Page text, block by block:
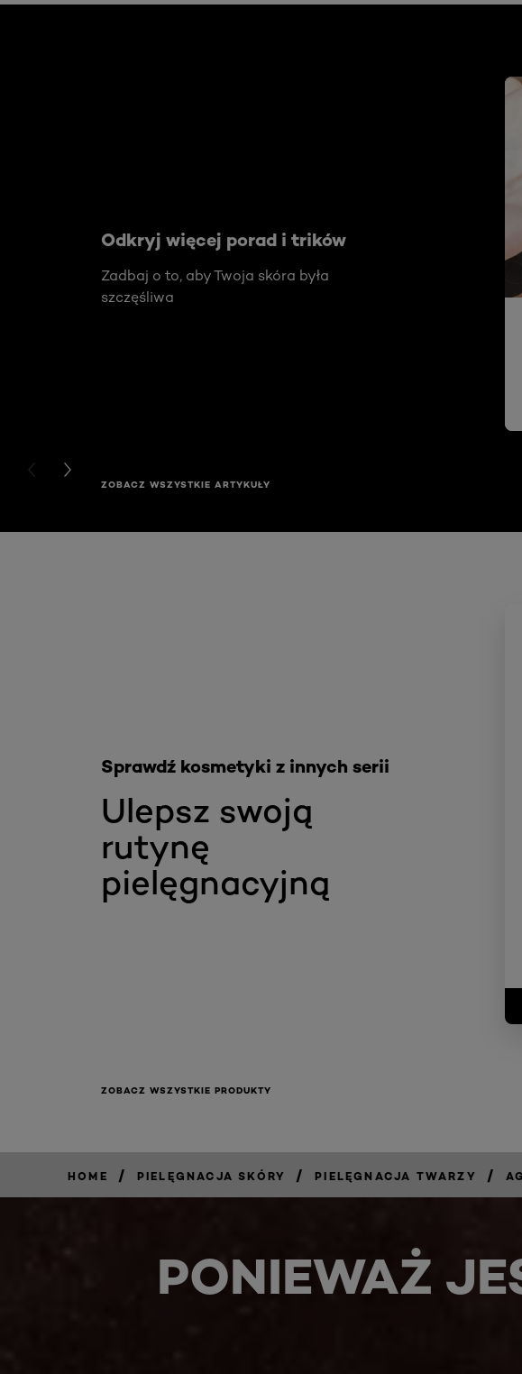
Odkryj więcej porad i trików
Zadbaj o to, aby Twoja skóra była
szczęśliwa
PREVIOUS CARD
NEXT CARD
ZOBACZ WSZYSTKIE ARTYKUŁY
Ulepsz swoją
rutynę
pielęgnacyjną
Sprawdź kosmetyki z innych serii
ZOBACZ WSZYSTKIE PRODUKTY
HOME / PIELĘGNACJA SKÓRY / PIELĘGNACJA TWARZY /
PONIEWAŻ